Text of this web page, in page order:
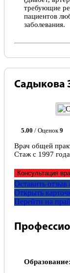
требующие
пациентов
заболевания.
Садыкова
5.00 / Оценок 9
Врач общей
Стаж с 1997
Консультация
Оставить отзыв
Открыть
Перейти на
Образование: